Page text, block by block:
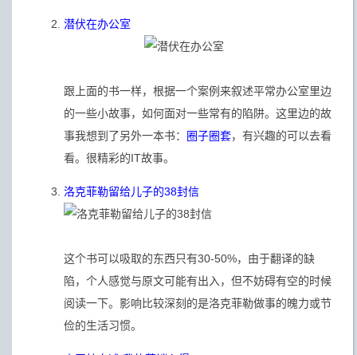
潜伏在办公室
跟上面的书一样，根据一个案例来叙述平常办公室里边
的一些小故事，如何面对一些常有的陷阱。这里边的故
事我想到了另外一本书：
圈子圈套，有兴趣的可以去看
看。很精彩的IT故事。
洛克菲勒留给儿子的38封信
这个书可以吸取的东西只有30-50%，由于翻译的缺
陷，个人感觉与原文可能有出入，但不妨碍有空的时候
阅读一下。影响比较深刻的是洛克菲勒做事的魄力或节
俭的生活习惯。